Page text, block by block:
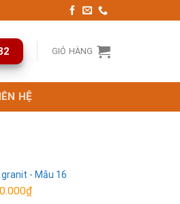
GIỎ HÀNG
HỆ
granit - Mẫu 16
₫